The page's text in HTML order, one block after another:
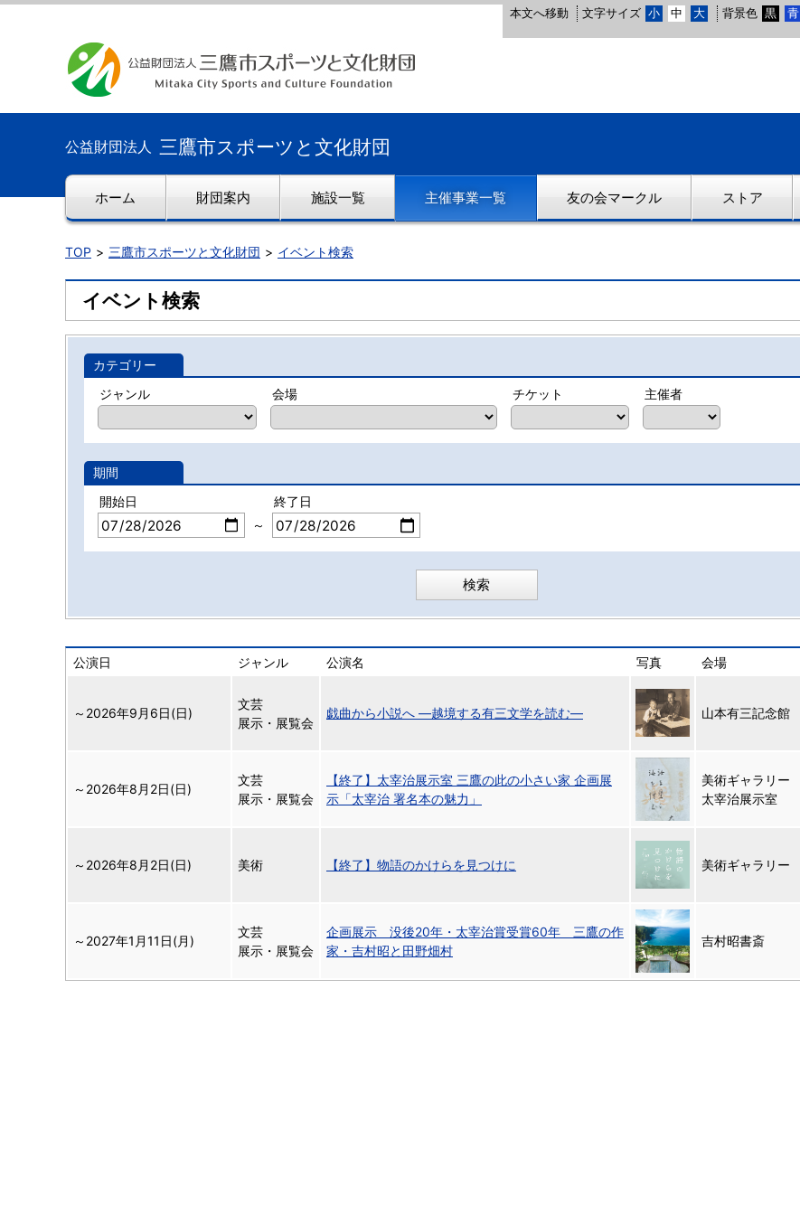
本文へ移動 文字サイズ 小 中 大 背景色 黒 青
公益財団法人 三鷹市スポーツと文化財団
ホーム 財団案内 施設一覧 主催事業一覧 友の会マークル ストア
TOP 三鷹市スポーツと文化財団 イベント検索
イベント検索
カテゴリー
ジャンル
会場 チケット 主催者
期間
開始日
～
終了日
公演日 ジャンル 公演名 写真 会場
～ 2026年9月6日(日)
文芸
展示・展覧会
戯曲から小説へ ―越境する有三文学を読む― 山本有三記念館
～ 2026年8月2日(日)
文芸
展示・展覧会
【終了】太宰治展示室 三鷹の此の小さい家 企画展
示「太宰治 署名本の魅力」
美術ギャラリー
太宰治展示室
～ 2026年8月2日(日) 美術 【終了】物語のかけらを見つけに 美術ギャラリー
～ 2027年1月11日(月)
文芸
展示・展覧会
企画展示 没後20年・太宰治賞受賞60年 三鷹の作
家・吉村昭と田野畑村
吉村昭書斎